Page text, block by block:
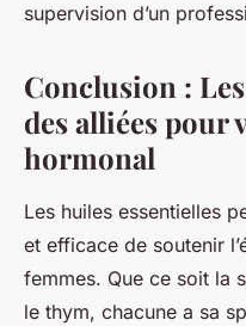
supervision d’un
Conclusion :
des alliées pour
hormonal
Les huiles essentielles
et efficace de soutenir
femmes. Que ce soit la
le thym, chacune a sa